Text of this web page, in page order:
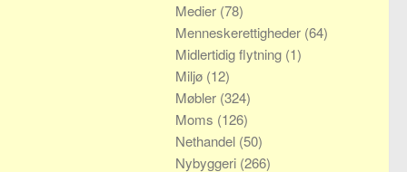
Medier (78)
Menneskerettigheder (64)
Midlertidig flytning (1)
Miljø (12)
Møbler (324)
Moms (126)
Nethandel (50)
Nybyggeri (266)